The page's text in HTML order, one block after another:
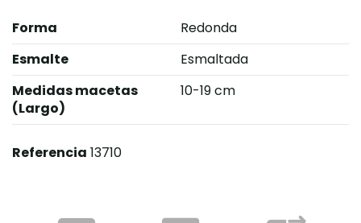
Forma
Redonda
Esmalte
Esmaltada
Medidas macetas
(Largo)
10-19 cm
Referencia 13710